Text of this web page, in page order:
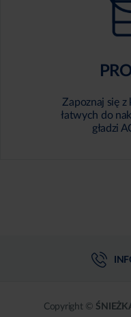
Zapoznaj się
łatwych do
gładzi
Copyright ©